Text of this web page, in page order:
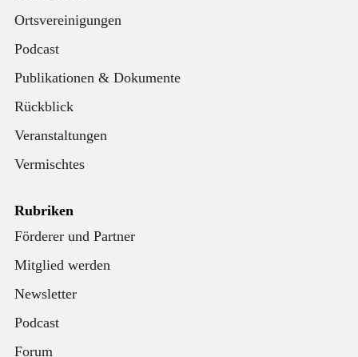
Ortsvereinigungen
Podcast
Publikationen & Dokumente
Rückblick
Veranstaltungen
Vermischtes
Rubriken
Förderer und Partner
Mitglied werden
Newsletter
Podcast
Forum